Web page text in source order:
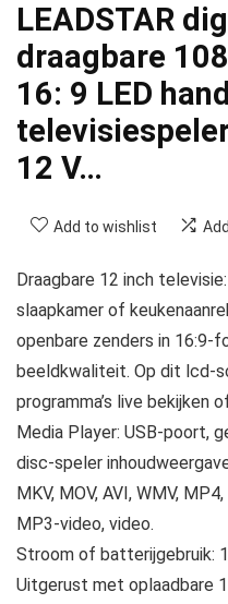
LEADSTAR
draagbare
16: 9 LED
12 V…
Add to wishlist
Draagbare 12 inch
slaapkamer of
openbare zenders in 16:9-
beeldkwaliteit. Op dit lcd-
programma’s live bekijken
Media Player: USB-poort,
disc-speler
MKV, MOV, AVI, WMV,
MP3-video, video.
Stroom of batterijgebruik:
Uitgerust met oplaadbare